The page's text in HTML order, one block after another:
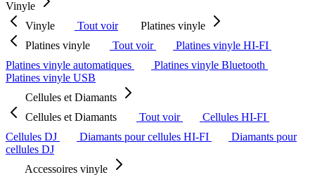
Vinyle
Vinyle
Tout voir
Platines vinyle
Platines vinyle
Tout voir
Platines vinyle HI-FI
Platines vinyle automatiques
Platines vinyle Bluetooth
Platines vinyle USB
Cellules et Diamants
Cellules et Diamants
Tout voir
Cellules HI-FI
Cellules DJ
Diamants pour cellules HI-FI
Diamants pour
cellules DJ
Accessoires vinyle